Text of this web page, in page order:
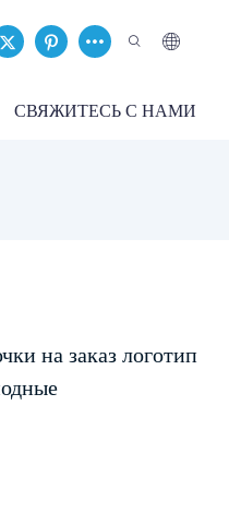
СВЯЖИТЕСЬ С НАМИ
на заказ логотип